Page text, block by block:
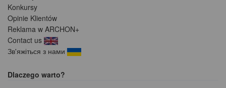
Konkursy
Opinie Klientów
Reklama w ARCHON+
Contact us
Зв'яжіться з нами
Dlaczego warto?